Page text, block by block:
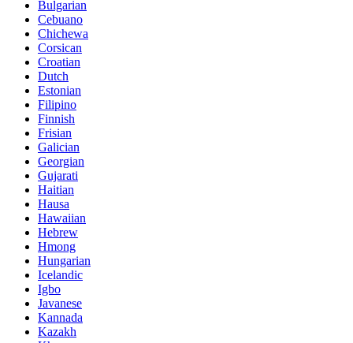
Bulgarian
Cebuano
Chichewa
Corsican
Croatian
Dutch
Estonian
Filipino
Finnish
Frisian
Galician
Georgian
Gujarati
Haitian
Hausa
Hawaiian
Hebrew
Hmong
Hungarian
Icelandic
Igbo
Javanese
Kannada
Kazakh